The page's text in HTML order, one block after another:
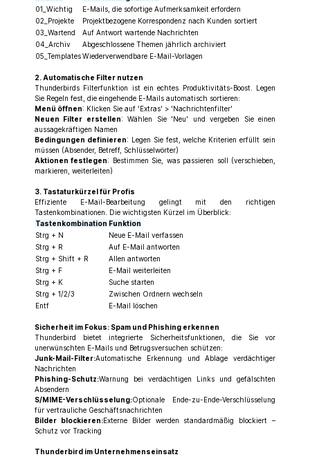
01_Wichtig
E-Mails, die sofortige Aufmerksamkeit erfordern
02_Projekte
Projektbezogene Korrespondenz nach Kunden sortiert
03_Wartend
Auf Antwort wartende Nachrichten
04_Archiv
Abgeschlossene Themen jährlich archiviert
05_TemplatesWiederverwendbare E-Mail-Vorlagen
2. Automatische Filter nutzen
Thunderbirds Filterfunktion ist ein echtes Produktivitäts-Boost. Legen
Sie Regeln fest, die eingehende E-Mails automatisch sortieren:
Menü öffnen: Klicken Sie auf 'Extras' > 'Nachrichtenfilter'
Neuen Filter erstellen: Wählen Sie 'Neu' und vergeben Sie einen
aussagekräftigen Namen
Bedingungen definieren: Legen Sie fest, welche Kriterien erfüllt sein
müssen (Absender, Betreff, Schlüsselwörter)
Aktionen festlegen: Bestimmen Sie, was passieren soll (verschieben,
markieren, weiterleiten)
3. Tastaturkürzel für Profis
Effiziente E-Mail-Bearbeitung gelingt mit den richtigen
Tastenkombinationen. Die wichtigsten Kürzel im Überblick:
Tastenkombination Funktion
Strg + N
Neue E-Mail verfassen
Strg + R
Auf E-Mail antworten
Strg + Shift + R
Allen antworten
Strg + F
E-Mail weiterleiten
Strg + K
Suche starten
Strg + 1/2/3
Zwischen Ordnern wechseln
Entf
E-Mail löschen
Sicherheit im Fokus: Spam und Phishing erkennen
Thunderbird bietet integrierte Sicherheitsfunktionen, die Sie vor
unerwünschten E-Mails und Betrugsversuchen schützen:
Junk-Mail-Filter:Automatische Erkennung und Ablage verdächtiger
Nachrichten
Phishing-Schutz:Warnung bei verdächtigen Links und gefälschten
Absendern
S/MIME-Verschlüsselung:Optionale Ende-zu-Ende-Verschlüsselung
für vertrauliche Geschäftsnachrichten
Bilder blockieren:Externe Bilder werden standardmäßig blockiert –
Schutz vor Tracking
Thunderbird im Unternehmenseinsatz